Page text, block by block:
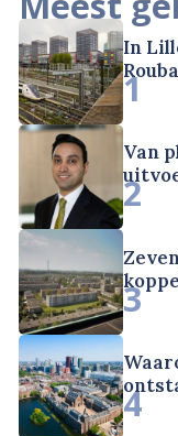
In
1
Van
2
3
4